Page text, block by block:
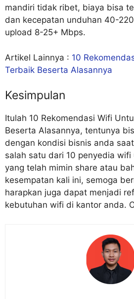
mandiri tidak ribet, biaya bisa
dan kecepatan unduhan 40-
upload 8-25+ Mbps.
Artikel Lainnya : 10
Terbaik Beserta Alasannya
Kesimpulan
Itulah 10 Rekomendasi Wifi
Beserta Alasannya, tentunya
dengan kondisi bisnis anda
salah satu dari 10 penyedia
yang telah mimin share atau
kesempatan kali ini, semoga
harapkan juga dapat menjadi
kebutuhan wifi di kantor anda.